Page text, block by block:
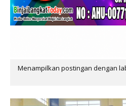
Menampilkan postingan dengan